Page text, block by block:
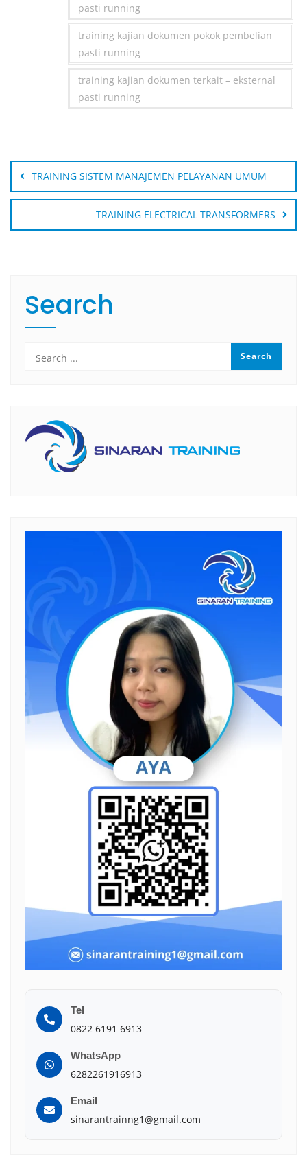
pasti running
training kajian dokumen pokok pembelian
pasti running
training kajian dokumen terkait – eksternal
pasti running
Post
navigation
TRAINING SISTEM MANAJEMEN PELAYANAN UMUM
TRAINING ELECTRICAL TRANSFORMERS
Search
Tel
0822 6191 6913
WhatsApp
6282261916913
Email
sinarantrainng1@gmail.com